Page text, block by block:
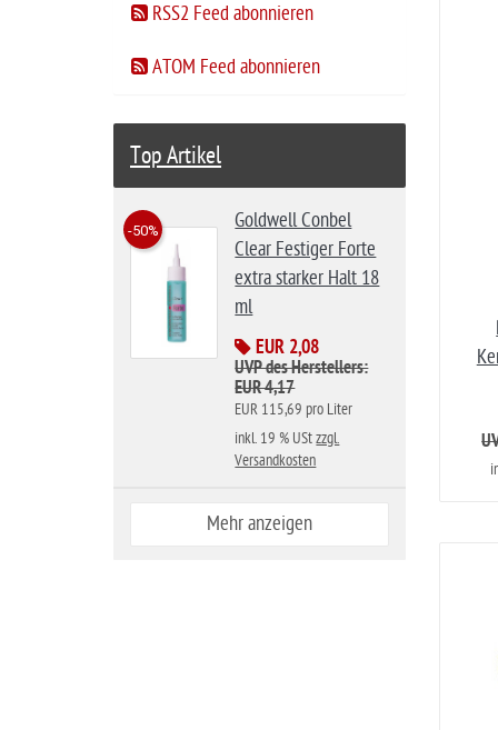
RSS2 Feed abonnieren
ATOM Feed abonnieren
Top Artikel
Goldwell Conbel
Clear Festiger Forte
extra starker Halt 18
ml
EUR 2,08
-50%
UVP des Herstellers:
EUR 4,17
EUR 115,69 pro Liter
inkl. 19 % UStzzgl.
Versandkosten
Mehr anzeigen